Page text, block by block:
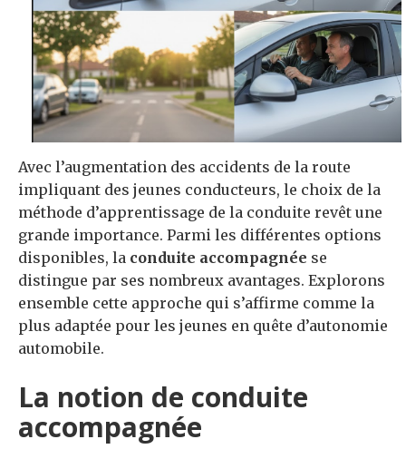
Avec l’augmentation des accidents de la route
impliquant des jeunes conducteurs, le choix de la
méthode d’apprentissage de la conduite revêt une
grande importance. Parmi les différentes options
disponibles, la conduite accompagnée se
distingue par ses nombreux avantages. Explorons
ensemble cette approche qui s’affirme comme la
plus adaptée pour les jeunes en quête d’autonomie
automobile.
La notion de conduite
accompagnée